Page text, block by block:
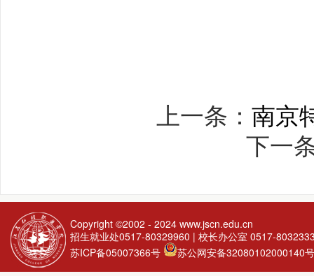
上一条： 南京
下一
Copyright ©2002 - 2024 www.jscn.edu.cn
招生就业处0517-80329960 | 校长办公室 0517-
苏ICP备05007366号
苏公网安备32080102000140号